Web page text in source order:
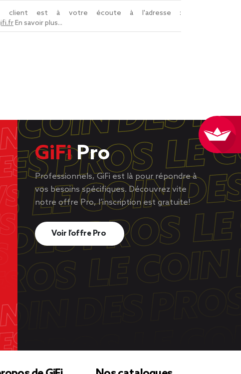
client est à votre écoute à l'adresse :
En savoir plus...
GiFiPro
Professionnels, GiFi est là pour répondre à
vos besoins spécifiques. Découvrez vite
notre offre Pro, l’inscription est gratuite!
Voir l’offre Pro